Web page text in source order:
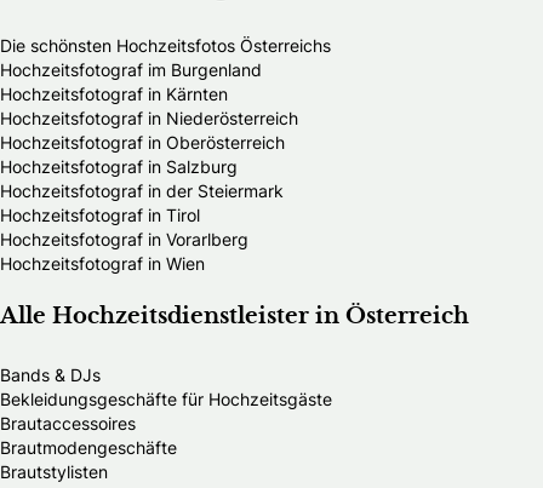
Die schönsten Hochzeitsfotos Österreichs
Hochzeitsfotograf im Burgenland
Hochzeitsfotograf in Kärnten
Hochzeitsfotograf in Niederösterreich
Hochzeitsfotograf in Oberösterreich
Hochzeitsfotograf in Salzburg
Hochzeitsfotograf in der Steiermark
Hochzeitsfotograf in Tirol
Hochzeitsfotograf in Vorarlberg
Hochzeitsfotograf in Wien
Alle Hochzeitsdienstleister in Österreich
Bands & DJs
Bekleidungsgeschäfte für Hochzeitsgäste
Brautaccessoires
Brautmodengeschäfte
Brautstylisten